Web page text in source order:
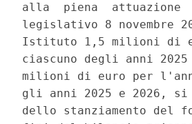
alla  piena
legislativo 8 novembre
Istituto 1,5 milioni di
ciascuno degli anni
milioni di euro per
gli anni 2025 e 2026, si
dello stanziamento